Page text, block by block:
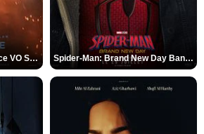
L'Odyssée Bande-annonce VO STFR Spider-Man: Brand New Day Bande-annonce VO STFR